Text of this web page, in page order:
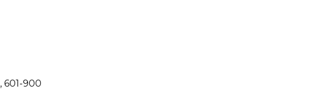
, 601-900